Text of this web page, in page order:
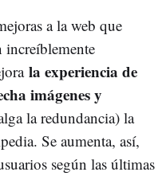
a la web que
increíblemente
la experiencia de
imágenes y
la redundancia) la
Se aumenta, así,
según las últimas